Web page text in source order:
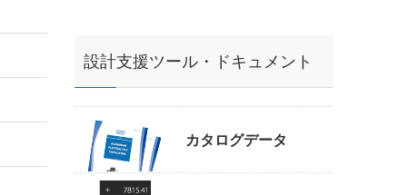
設計支援ツール・ドキュメント
カタログデータ